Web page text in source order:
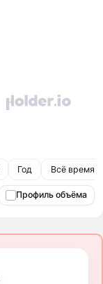
Год Всё время
Профиль объёма